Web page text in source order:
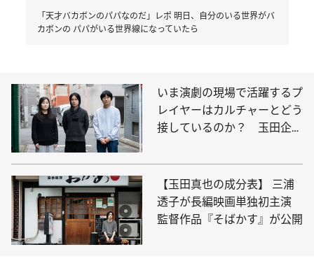
「天才バカボンのパパなのだ」レポ 明日、自分のいる世界がバ
カボンの パパがいる世界線になっていたら
いま演劇の現場で活躍するプ
レイヤーはカルチャーとどう
接しているのか？ 玉田企画
作家・演出家鼎談
【玉田真也の成分表】 三浦
透子が長編映画単独初主演
監督作品『そばかす』が公開